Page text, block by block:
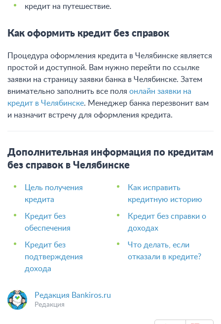
кредит на путешествие.
Как оформить кредит без справок
Процедура оформления кредита в Челябинске является
простой и доступной. Вам нужно перейти по ссылке
заявки на страницу заявки банка в Челябинске. Затем
внимательно заполнить все поля онлайн заявки на
кредит в Челябинске. Менеджер банка перезвонит вам
и назначит встречу для оформления кредита.
Дополнительная информация по кредитам
без справок в Челябинске
Цель получения
кредита
Кредит без
обеспечения
Кредит без
подтверждения
дохода
Как исправить
кредитную историю
Кредит без справки о
доходах
Что делать, если
отказали в кредите?
Редакция Bankiros.ru
Редакция